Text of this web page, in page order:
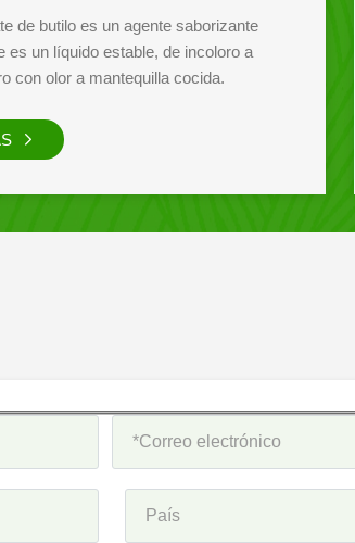
etilo 2-metil se utiliza principalmente en la
sabor a fruta y sabor a tabaco. También
sabores químicos diarios.